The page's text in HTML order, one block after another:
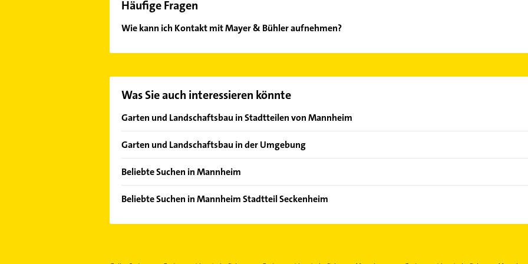
Häufige Fragen
Wie kann ich Kontakt mit Mayer & Bühler aufnehmen?
Was Sie auch interessieren könnte
Garten und Landschaftsbau in Stadtteilen von Mannheim
Feudenheim
Neckarstadt
Sandhofen
Schönau
Garten und Landschaftsbau in der Umgebung
Edingen-Neckarhausen
Plankstadt
Beliebte Suchen in Mannheim
Physikalische Therapie
Krankengymnastik
Beliebte Suchen in Mannheim Stadtteil Seckenheim